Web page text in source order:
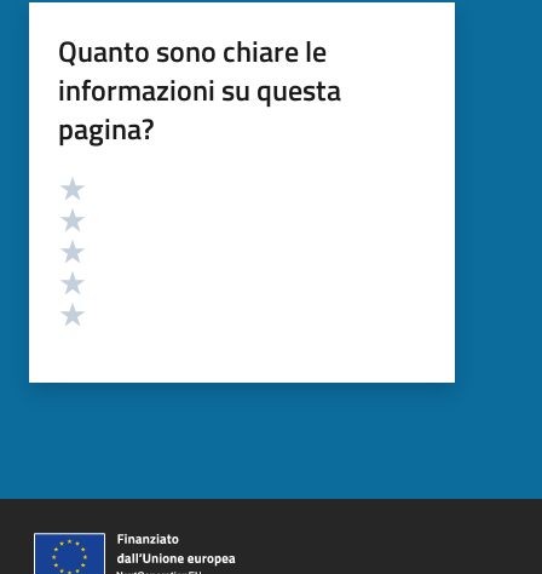
Quanto sono chiare le
informazioni su questa
pagina?
Valutazione